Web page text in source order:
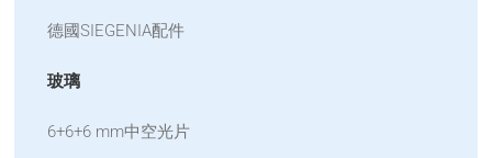
德國SIEGENIA配件
玻璃
6+6+6 mm中空光片